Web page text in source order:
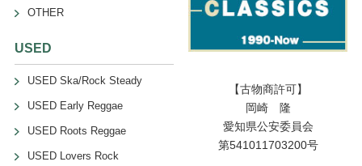
OTHER
USED
USED Ska/Rock Steady
USED Early Reggae
USED Roots Reggae
USED Lovers Rock
【古物商許可】
岡崎 隆
愛知県公安委員会
第541011703200号